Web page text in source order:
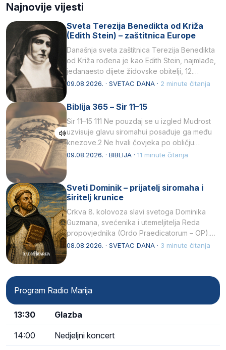
Najnovije vijesti
Sveta Terezija Benedikta od Križa
(Edith Stein) – zaštitnica Europe
Današnja sveta zaštitnica Terezija Benedikta
od Križa rođena je kao Edith Stein, najmlađe,
jedanaesto dijete židovske obitelji, 12.
listopada 1891, u Wrocławu…
09.08.2026. · SVETAC DANA · 2 minute čitanja
Biblija 365 – Sir 11–15
Sir 11–15 111 Ne pouzdaj se u izgled Mudrost
uzvisuje glavu siromahui posađuje ga među
knezove.2 Ne hvali čovjeka po obličju
njegovui…
09.08.2026. · BIBLIJA · 11 minute čitanja
Sveti Dominik – prijatelj siromaha i
širitelj krunice
Crkva 8. kolovoza slavi svetoga Dominika
Guzmana, svećenika i utemeljitelja Reda
propovjednika (Ordo Praedicatorum – OP).
Svojim životom, dubokom ljubavlju prema
08.08.2026. · SVETAC DANA · 3 minute čitanja
Program Radio Marija
13:30 Glazba
14:00 Nedjeljni koncert